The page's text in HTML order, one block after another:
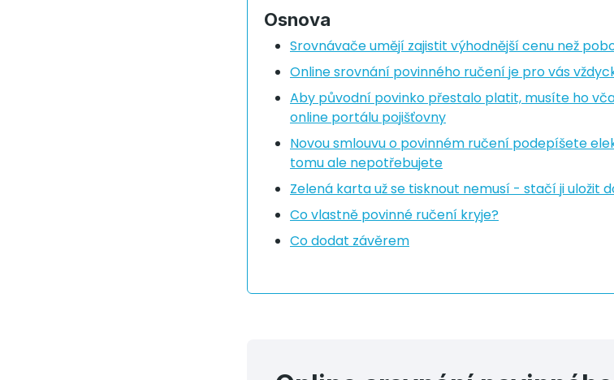
Osnova
Srovnávače umějí zajistit výhodnější cenu než
Online srovnání povinného ručení je pro vás
Aby původní povinko přestalo platit, musíte ho
online portálu pojišťovny
Novou smlouvu o povinném ručení podepíšete
tomu ale nepotřebujete
Zelená karta už se tisknout nemusí - stačí ji uložit
Co vlastně povinné ručení kryje?
Co dodat závěrem